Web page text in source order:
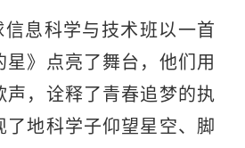
信息科学与技术班以一首
星》点亮了舞台，他们用
声，诠释了青春追梦的执
了地科学子仰望星空、脚